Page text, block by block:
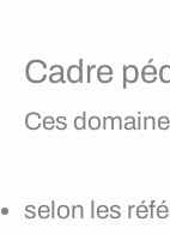
Cadre
Ces
selon les